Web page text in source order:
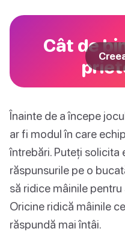
Cât de
Înainte de a începe
ar fi modul în care
întrebări. Puteți solicita
răspunsurile pe o
să ridice mâinile
Oricine ridică mâinile
răspundă mai întâi.